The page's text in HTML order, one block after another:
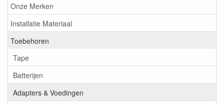
Onze Merken
Installatie Materiaal
Toebehoren
Tape
Batterijen
Adapters & Voedingen